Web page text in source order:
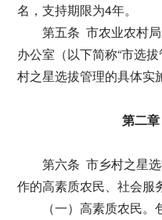
名，支持期限为4年。
第五条 市农业农村
办公室（以下简称“市选
村之星选拔管理的具体实
第二
第六条 市乡村之星
作的高素质农民、社会服
（一）高素质农民